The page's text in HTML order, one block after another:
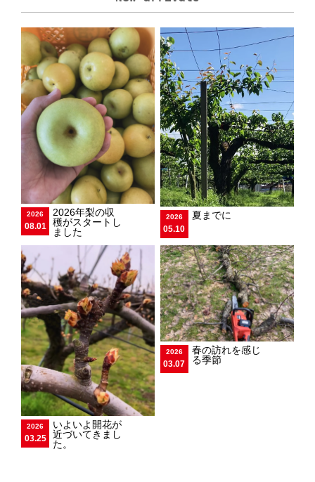
2026
08.01
2026年梨の収
穫がスタートし
ました
2026
05.10
夏までに
2026
03.25
いよいよ開花が
近づいてきまし
た。
2026
03.07
春の訪れを感じ
る季節